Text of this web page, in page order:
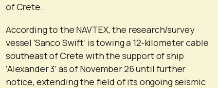
of Crete.
According to the NAVTΕΧ, the research/survey
vessel ‘Sanco Swift’ is towing a 12-kilometer cable
southeast of Crete with the support of ship
‘Alexander 3’ as of November 26 until further
notice, extending the field of its ongoing seismic